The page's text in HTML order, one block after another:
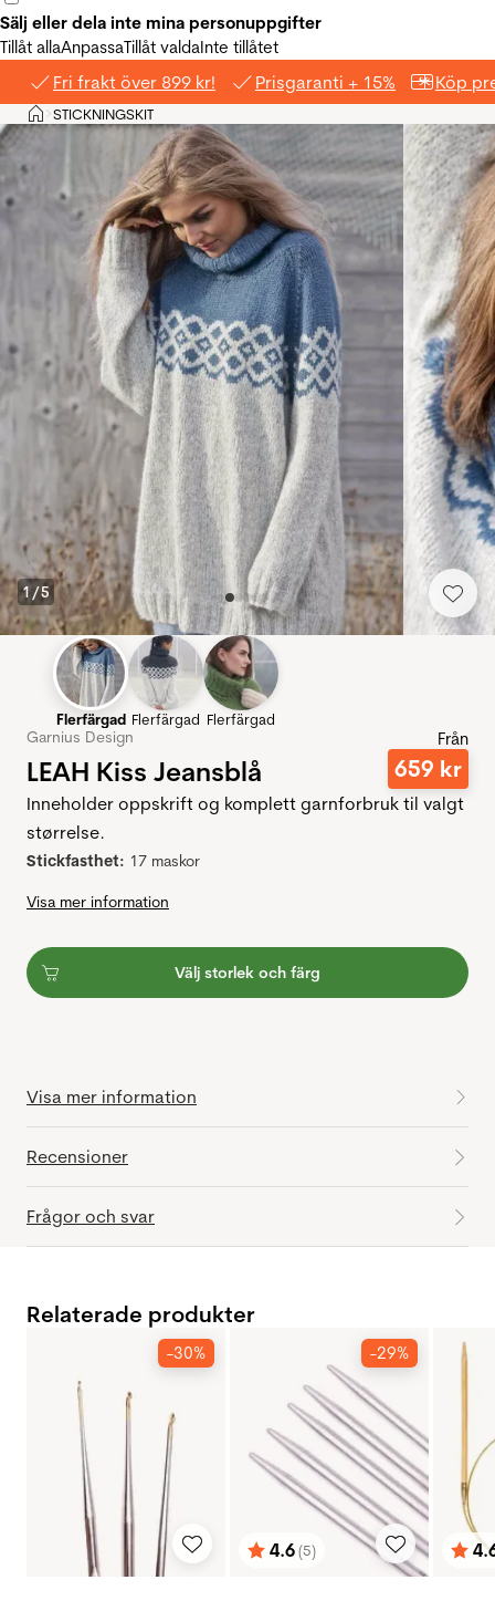
Sälj eller dela inte mina personuppgifter
Tillåt allaAnpassaTillåt valdaInte tillåtet
Fri frakt över 899 kr! Prisgaranti + 15% Köp
Hem
>STICKNINGSKIT
1/5
Flerfärgad Flerfärgad Flerfärgad
Garnius Design
LEAH Kiss Jeansblå
Från
659 kr
Inneholder oppskrift og komplett garnforbruk til valgt
størrelse.
Stickfasthet: 17 maskor
Visa mer information
Välj storlek och färg
Visa mer information
Recensioner
Frågor och svar
Relaterade produkter
-30% -29%
Betyg:
4.6(5)
utav 5 stjärnor utav